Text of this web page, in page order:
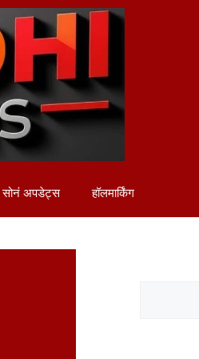
सोनं अपडेट्स हॉलमार्किंग